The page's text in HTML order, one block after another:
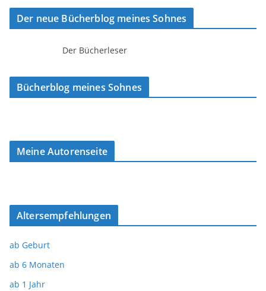
Der neue Bücherblog meines Sohnes
Der Bücherleser
Bücherblog meines Sohnes
Meine Autorenseite
Altersempfehlungen
ab Geburt
ab 6 Monaten
ab 1 Jahr